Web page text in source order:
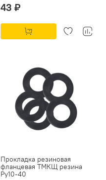
43 ₽
Прокладка резиновая
фланцевая ТМКЩ резина
Py10-40